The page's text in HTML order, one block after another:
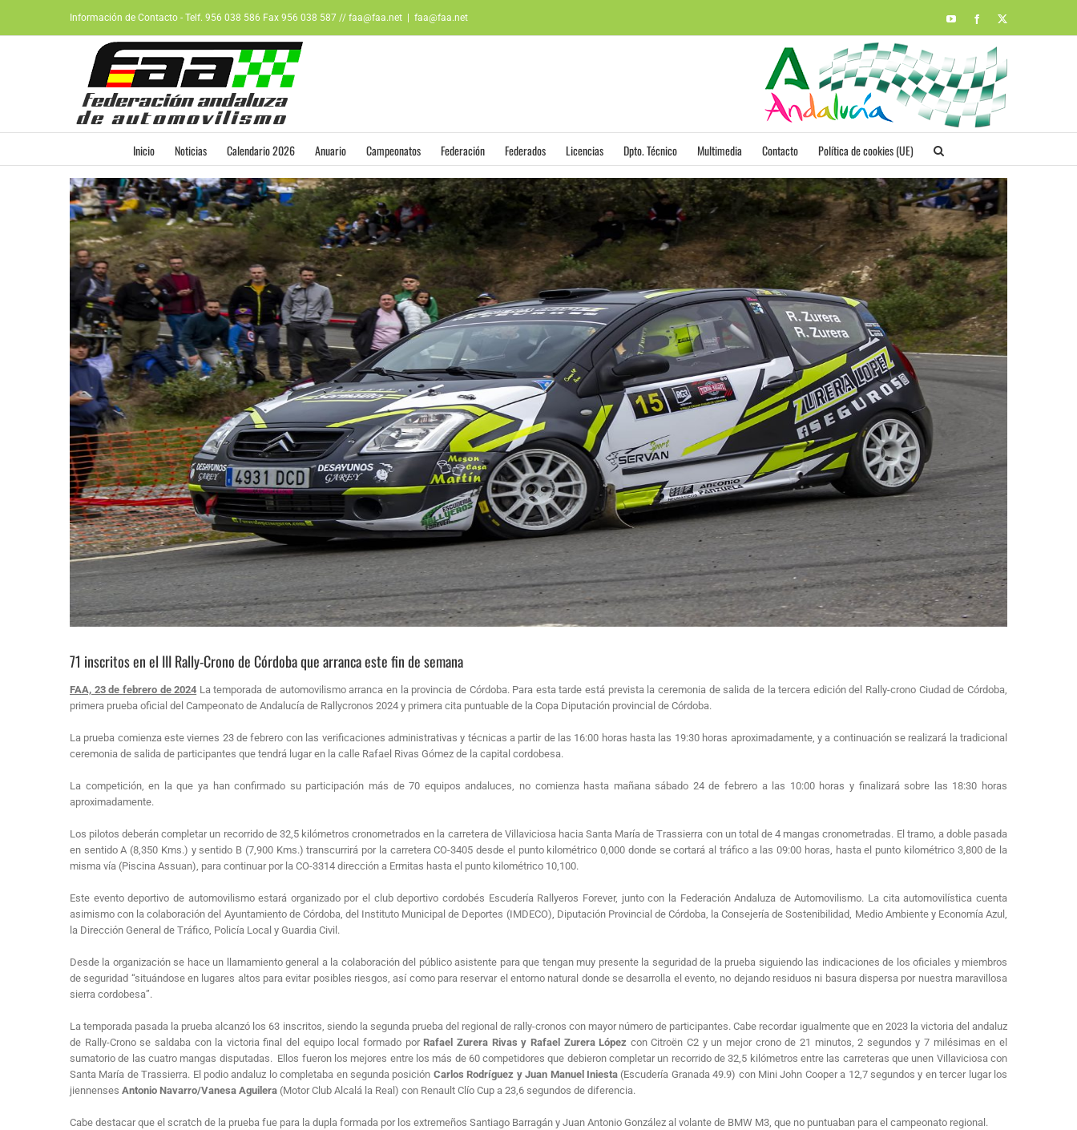
contenido
Información de Contacto - Telf. 956 038 586 Fax 956 038 587 // faa@faa.net faa@faa.net YouTubeFacebook
Inicio Noticias Calendario 2026 Anuario Campeonatos Federación Federados Licencias Dpto. Técnico Multimedia Contacto Política de cookies (UE)
Ver
imagen
más
grande
71 inscritos en el III Rally-Crono de Córdoba que arranca este fin de semana
FAA, 23 de febrero de 2024 La temporada de automovilismo arranca en la provincia de Córdoba. Para esta tarde está prevista la ceremonia de salida de la tercera edición del Rally-crono Ciudad de Córdoba,
primera prueba oficial del Campeonato de Andalucía de Rallycronos 2024 y primera cita puntuable de la Copa Diputación provincial de Córdoba.
La prueba comienza este viernes 23 de febrero con las verificaciones administrativas y técnicas a partir de las 16:00 horas hasta las 19:30 horas aproximadamente, y a continuación se realizará la tradicional
ceremonia de salida de participantes que tendrá lugar en la calle Rafael Rivas Gómez de la capital cordobesa.
La competición, en la que ya han confirmado su participación más de 70 equipos andaluces, no comienza hasta mañana sábado 24 de febrero a las 10:00 horas y finalizará sobre las 18:30 horas
aproximadamente.
Los pilotos deberán completar un recorrido de 32,5 kilómetros cronometrados en la carretera de Villaviciosa hacia Santa María de Trassierra con un total de 4 mangas cronometradas. El tramo, a doble pasada
en sentido A (8,350 Kms.) y sentido B (7,900 Kms.) transcurrirá por la carretera CO-3405 desde el punto kilométrico 0,000 donde se cortará al tráfico a las 09:00 horas, hasta el punto kilométrico 3,800 de la
misma vía (Piscina Assuan), para continuar por la CO-3314 dirección a Ermitas hasta el punto kilométrico 10,100.
Este evento deportivo de automovilismo estará organizado por el club deportivo cordobés Escudería Rallyeros Forever, junto con la Federación Andaluza de Automovilismo. La cita automovilística cuenta
asimismo con la colaboración del Ayuntamiento de Córdoba, del Instituto Municipal de Deportes (IMDECO), Diputación Provincial de Córdoba, la Consejería de Sostenibilidad, Medio Ambiente y Economía Azul,
la Dirección General de Tráfico, Policía Local y Guardia Civil.
Desde la organización se hace un llamamiento general a la colaboración del público asistente para que tengan muy presente la seguridad de la prueba siguiendo las indicaciones de los oficiales y miembros
de seguridad “situándose en lugares altos para evitar posibles riesgos, así como para reservar el entorno natural donde se desarrolla el evento, no dejando residuos ni basura dispersa por nuestra maravillosa
sierra cordobesa”.
La temporada pasada la prueba alcanzó los 63 inscritos, siendo la segunda prueba del regional de rally-cronos con mayor número de participantes. Cabe recordar igualmente que en 2023 la victoria del andaluz
de Rally-Crono se saldaba con la victoria final del equipo local formado porRafael Zurera Rivas y Rafael Zurera López con Citroën C2 y un mejor crono de 21 minutos, 2 segundos y 7 milésimas en el
sumatorio de las cuatro mangas disputadas. Ellos fueron los mejores entre los más de 60 competidores que debieron completar un recorrido de 32,5 kilómetros entre las carreteras que unen Villaviciosa con
Santa María de Trassierra. El podio andaluz lo completaba en segunda posición Carlos Rodríguez y Juan Manuel Iniesta(Escudería Granada 49.9) con Mini John Cooper a 12,7 segundos y en tercer lugar los
jiennenses Antonio Navarro/Vanesa Aguilera(Motor Club Alcalá la Real) con Renault Clío Cup a 23,6 segundos de diferencia.
Cabe destacar que el scratch de la prueba fue para la dupla formada por los extremeños Santiago Barragán y Juan Antonio González al volante de BMW M3, que no puntuaban para el campeonato regional.